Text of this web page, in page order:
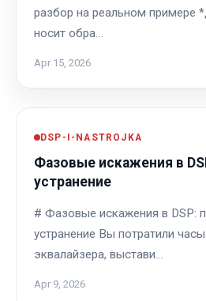
разбор на реальном примере
носит обра…
Apr 15, 2026
DSP-I-NASTROJKA
Фазовые искажения в
устранение
# Фазовые искажения в DSP:
устранение Вы потратили
эквалайзера, выстави…
Apr 9, 2026